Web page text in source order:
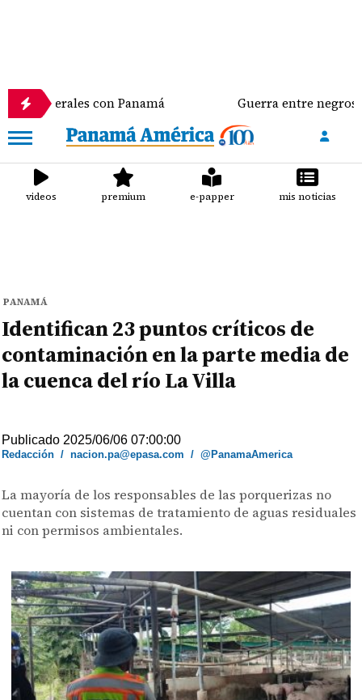
con Panamá Guerra entre negros y verdes
videos premium e-papper mis noticias
PANAMÁ
Identifican 23 puntos críticos de
contaminación en la parte media de
la cuenca del río La Villa
Publicado 2025/06/06 07:00:00
Redacción /nacion.pa@epasa.com /@PanamaAmerica
La mayoría de los responsables de las porquerizas no
cuentan con sistemas de tratamiento de aguas residuales
ni con permisos ambientales.